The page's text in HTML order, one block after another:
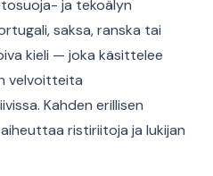
ja tekoälyn
saksa, ranska tai
kieli — joka käsittelee
velvoitteita
Kahden erillisen
ristiriitoja ja lukijan